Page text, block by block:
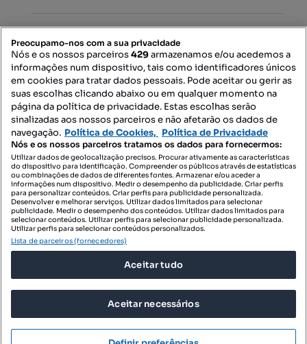
Mensagens
Contacte-nos
SIGA-NOS:
DESCARREGAR NA:
© 2026 Imovirtual.com, OLX Portugal, S.A.
POLÍTICA DE PRIVACIDADE
Preocupamo-nos com a sua privacidade
Nós e os nossos parceiros429armazenamos e/ou acedemos a
informações num dispositivo, tais como identificadores únicos
em cookies para tratar dados pessoais. Pode aceitar ou gerir as
suas escolhas clicando abaixo ou em qualquer momento na
página da política de privacidade. Estas escolhas serão
sinalizadas aos nossos parceiros e não afetarão os dados de
navegação. Política de Cookies, Política de Privacidade
Nós e os nossos parceiros tratamos os dados para fornecermos:
Utilizar dados de geolocalização precisos. Procurar ativamente as características
do dispositivo para identificação. Compreender os públicos através de estatísticas
ou combinações de dados de diferentes fontes. Armazenar e/ou aceder a
informações num dispositivo. Medir o desempenho da publicidade. Criar perfis
para personalizar conteúdos. Criar perfis para publicidade personalizada.
Desenvolver e melhorar serviços. Utilizar dados limitados para selecionar
publicidade. Medir o desempenho dos conteúdos. Utilizar dados limitados para
selecionar conteúdos. Utilizar perfis para selecionar publicidade personalizada.
Utilizar perfis para selecionar conteúdos personalizados.
Lista de parceiros (fornecedores)
Aceitar tudo
Aceitar necessários